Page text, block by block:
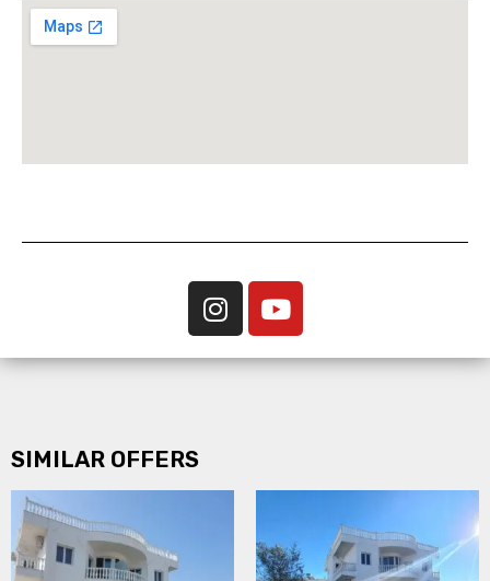
SIMILAR OFFERS